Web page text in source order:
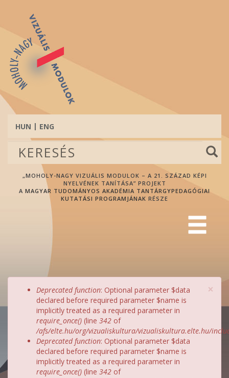
tartalomra
HUN ENG
Keresés
űrlap
Keresés
„MOHOLY-NAGY VIZUÁLIS MODULOK – A 21. SZÁZAD KÉPI
NYELVÉNEK TANÍTÁSA” PROJEKT
A MAGYAR TUDOMÁNYOS AKADÉMIA TANTÁRGYPEDAGÓGIAI
KUTATÁSI PROGRAMJÁNAK RÉSZE
×
Hibaüzenet
Deprecated function: Optional parameter $data
declared before required parameter $name is
implicitly treated as a required parameter in
require_once() (line 342 of
/afs/elte.hu/org/vizualiskultura/vizualiskultura.elte.hu/
Deprecated function: Optional parameter $data
declared before required parameter $name is
implicitly treated as a required parameter in
require_once() (line 342 of